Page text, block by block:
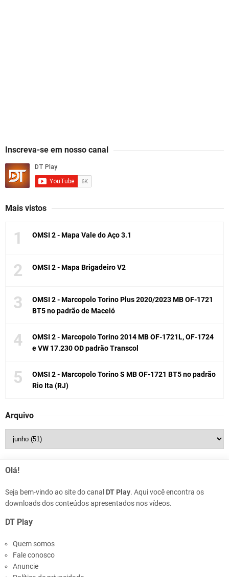
Inscreva-se em nosso canal
Mais vistos
OMSI 2 - Mapa Vale do Aço 3.1
OMSI 2 - Mapa Brigadeiro V2
OMSI 2 - Marcopolo Torino Plus 2020/2023 MB OF-1721
BT5 no padrão de Maceió
OMSI 2 - Marcopolo Torino 2014 MB OF-1721L, OF-1724
e VW 17.230 OD padrão Transcol
OMSI 2 - Marcopolo Torino S MB OF-1721 BT5 no padrão
Rio Ita (RJ)
Arquivo
Olá!
Seja bem-vindo ao site do canal DT Play. Aqui você encontra os
downloads dos conteúdos apresentados nos vídeos.
DT Play
Quem somos
Fale conosco
Anuncie